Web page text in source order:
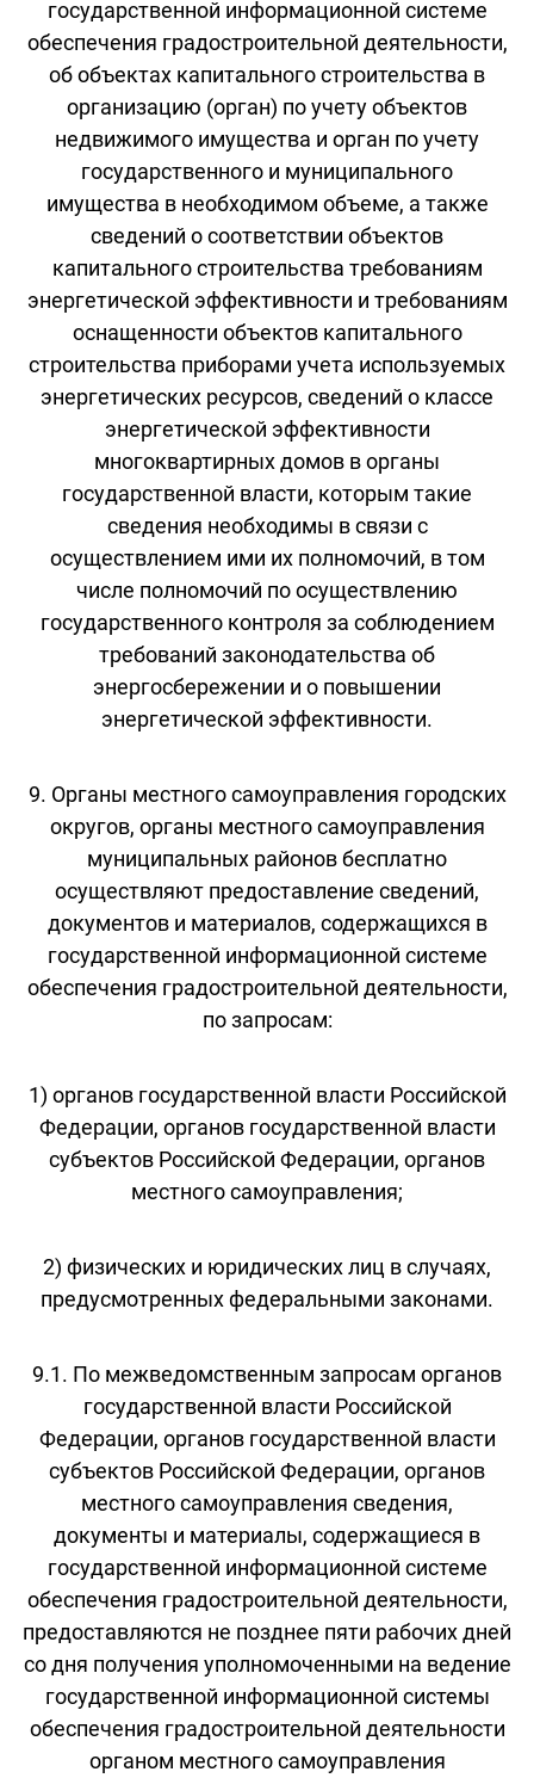
государственной информационной системе
обеспечения градостроительной деятельности,
об объектах капитального строительства в
организацию (орган) по учету объектов
недвижимого имущества и орган по учету
государственного и муниципального
имущества в необходимом объеме, а также
сведений о соответствии объектов
капитального строительства требованиям
энергетической эффективности и требованиям
оснащенности объектов капитального
строительства приборами учета используемых
энергетических ресурсов, сведений о классе
энергетической эффективности
многоквартирных домов в органы
государственной власти, которым такие
сведения необходимы в связи с
осуществлением ими их полномочий, в том
числе полномочий по осуществлению
государственного контроля за соблюдением
требований законодательства об
энергосбережении и о повышении
энергетической эффективности.
9. Органы местного самоуправления городских
округов, органы местного самоуправления
муниципальных районов бесплатно
осуществляют предоставление сведений,
документов и материалов, содержащихся в
государственной информационной системе
обеспечения градостроительной деятельности,
по запросам:
1) органов государственной власти Российской
Федерации, органов государственной власти
субъектов Российской Федерации, органов
местного самоуправления;
2) физических и юридических лиц в случаях,
предусмотренных федеральными законами.
9.1. По межведомственным запросам органов
государственной власти Российской
Федерации, органов государственной власти
субъектов Российской Федерации, органов
местного самоуправления сведения,
документы и материалы, содержащиеся в
государственной информационной системе
обеспечения градостроительной деятельности,
предоставляются не позднее пяти рабочих дней
со дня получения уполномоченными на ведение
государственной информационной системы
обеспечения градостроительной деятельности
органом местного самоуправления